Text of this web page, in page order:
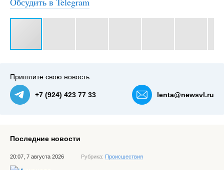
Пришлите свою новость
+7 (924) 423 77 33 lenta@newsvl.ru
Последние новости
20:07, 7 августа 2026 Рубрика: Происшествия